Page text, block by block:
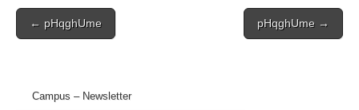
Post
navigation
← pHqghUme pHqghUme →
Campus – Newsletter